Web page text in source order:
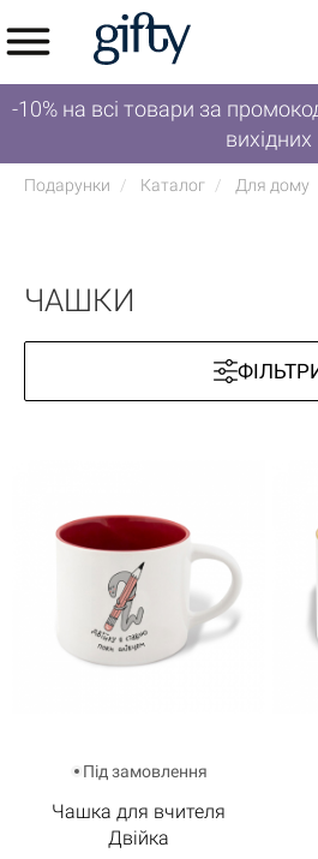
-10% на всі товари за
вихідних
Подарунки Каталог Для дому
ЧАШКИ
Під замовлення
Чашка для вчителя
Двійка